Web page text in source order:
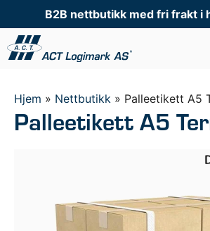
til
innhold
B2B nettbutikk med fri frakt i
Hjem » Nettbutikk » Palleetikett A5
Palleetikett A5